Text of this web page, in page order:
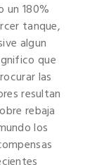
un 180%
tanque,
algun
que
las
resultan
rebaja
los